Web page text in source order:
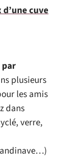
cuve
plusieurs
les amis
dans
verre,